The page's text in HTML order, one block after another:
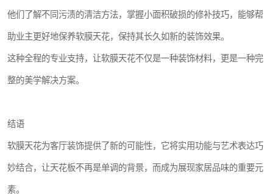
他们了解不同污渍的清洁方法，掌握小面积破损的修补技巧，能够帮
助业主更好地保养软膜天花，保持其长久如新的装饰效果。
这种全程的专业支持，让软膜天花不仅是一种装饰材料，更是一种完
整的美学解决方案。
结语
软膜天花为客厅装饰提供了新的可能性，它将实用功能与艺术表达巧
妙结合，让天花板不再是单调的背景，而成为展现家居品味的重要元
素。